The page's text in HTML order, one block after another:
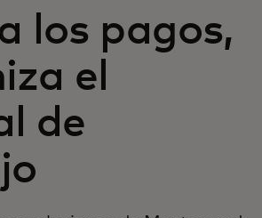
los pagos,
el
de